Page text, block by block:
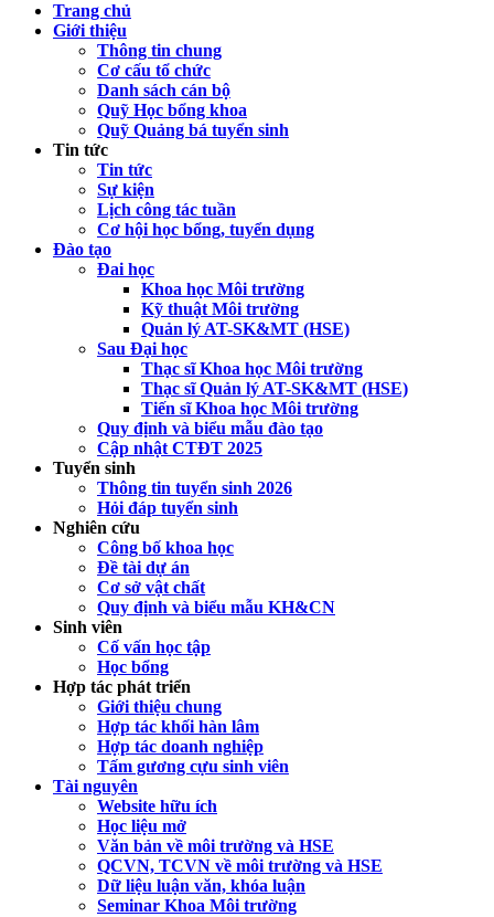
Trang chủ
Giới thiệu
Thông tin chung
Cơ cấu tổ chức
Danh sách cán bộ
Quỹ Học bổng khoa
Quỹ Quảng bá tuyển sinh
Tin tức
Tin tức
Sự kiện
Lịch công tác tuần
Cơ hội học bổng, tuyển dụng
Đào tạo
Đai học
Khoa học Môi trường
Kỹ thuật Môi trường
Quản lý AT-SK&MT (HSE)
Sau Đại học
Thạc sĩ Khoa học Môi trường
Thạc sĩ Quản lý AT-SK&MT (HSE)
Tiến sĩ Khoa học Môi trường
Quy định và biểu mẫu đào tạo
Cập nhật CTĐT 2025
Tuyển sinh
Thông tin tuyển sinh 2026
Hỏi đáp tuyển sinh
Nghiên cứu
Công bố khoa học
Đề tài dự án
Cơ sở vật chất
Quy định và biểu mẫu KH&CN
Sinh viên
Cố vấn học tập
Học bổng
Hợp tác phát triển
Giới thiệu chung
Hợp tác khối hàn lâm
Hợp tác doanh nghiệp
Tấm gương cựu sinh viên
Tài nguyên
Website hữu ích
Học liệu mở
Văn bản về môi trường và HSE
QCVN, TCVN về môi trường và HSE
Dữ liệu luận văn, khóa luận
Seminar Khoa Môi trường